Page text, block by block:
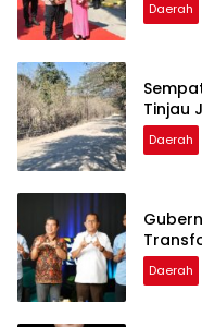
Daerah
Tinjau
Daerah
Daerah